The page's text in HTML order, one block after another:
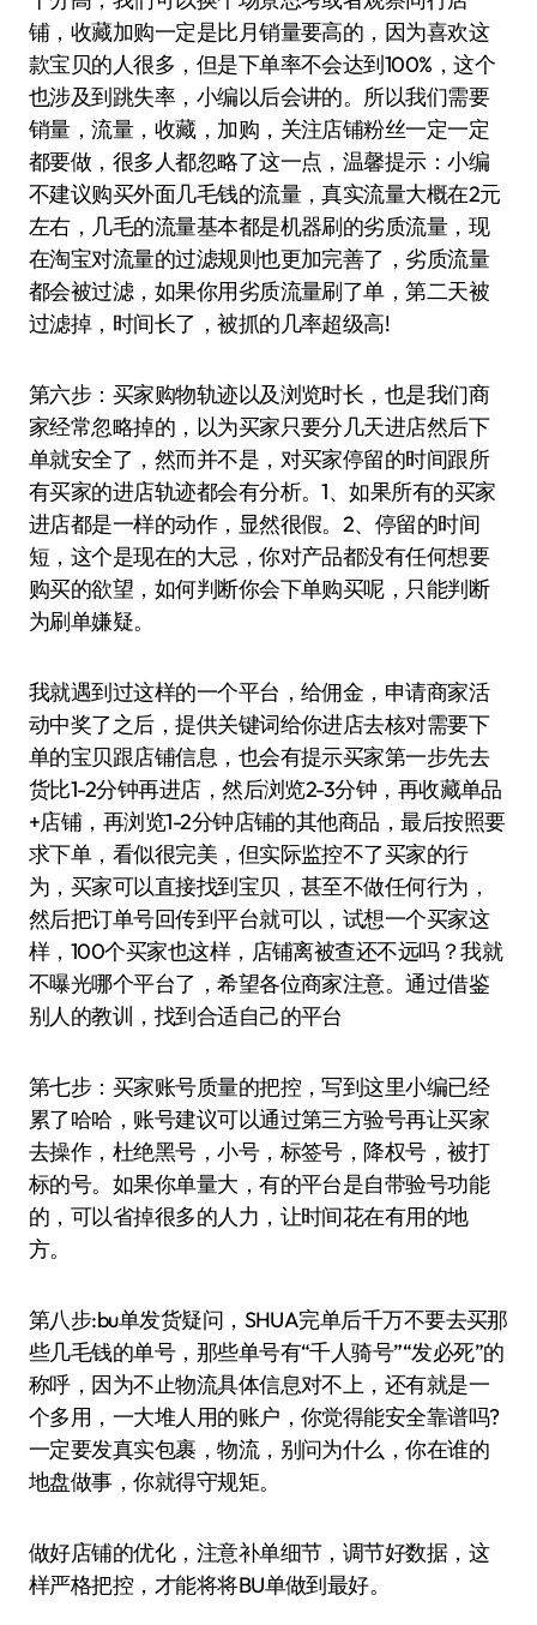
铺，收藏加购一定是比月销量要高的，因为喜欢这
款宝贝的人很多，但是下单率不会达到100%，这个
也涉及到跳失率，小编以后会讲的。所以我们需要
销量，流量，收藏，加购，关注店铺粉丝一定一定
都要做，很多人都忽略了这一点，温馨提示：小编
不建议购买外面几毛钱的流量，真实流量大概在2元
左右，几毛的流量基本都是机器刷的劣质流量，现
在淘宝对流量的过滤规则也更加完善了，劣质流量
都会被过滤，如果你用劣质流量刷了单，第二天被
过滤掉，时间长了，被抓的几率超级高!
第六步：买家购物轨迹以及浏览时长，也是我们商
家经常忽略掉的，以为买家只要分几天进店然后下
单就安全了，然而并不是，对买家停留的时间跟所
有买家的进店轨迹都会有分析。1、如果所有的买家
进店都是一样的动作，显然很假。2、停留的时间
短，这个是现在的大忌，你对产品都没有任何想要
购买的欲望，如何判断你会下单购买呢，只能判断
为刷单嫌疑。
我就遇到过这样的一个平台，给佣金，申请商家活
动中奖了之后，提供关键词给你进店去核对需要下
单的宝贝跟店铺信息，也会有提示买家第一步先去
货比1-2分钟再进店，然后浏览2-3分钟，再收藏单品
+店铺，再浏览1-2分钟店铺的其他商品，最后按照要
求下单，看似很完美，但实际监控不了买家的行
为，买家可以直接找到宝贝，甚至不做任何行为，
然后把订单号回传到平台就可以，试想一个买家这
样，100个买家也这样，店铺离被查还不远吗？我就
不曝光哪个平台了，希望各位商家注意。通过借鉴
别人的教训，找到合适自己的平台
第七步：买家账号质量的把控，写到这里小编已经
累了哈哈，账号建议可以通过第三方验号再让买家
去操作，杜绝黑号，小号，标签号，降权号，被打
标的号。如果你单量大，有的平台是自带验号功能
的，可以省掉很多的人力，让时间花在有用的地
方。
第八步:bu单发货疑问，SHUA完单后千万不要去买那
些几毛钱的单号，那些单号有“千人骑号”“发必死”的
称呼，因为不止物流具体信息对不上，还有就是一
个多用，一大堆人用的账户，你觉得能安全靠谱吗?
一定要发真实包裹，物流，别问为什么，你在谁的
地盘做事，你就得守规矩。
做好店铺的优化，注意补单细节，调节好数据，这
样严格把控，才能将将BU单做到最好。